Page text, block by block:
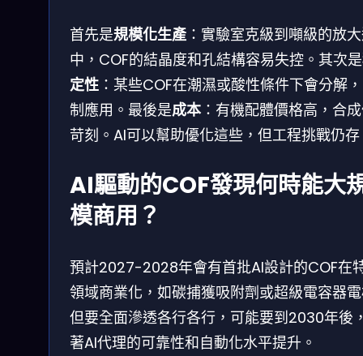
首先是規模化生產 ：實驗室克級到噸級的放
中，COF的結晶度和孔結構容易失控。其次是
定性 ：某些COF在潮濕或酸性條件下會分解
制應用。最後是成本 ：有機配體價格高，合
苛刻。AI可以幫助優化這些，但工程挑戰仍
AI驅動的COF發現何時能大
模商用？
預計2027-2028年會有首批AI設計的COF在
領域商業化，如碳捕獲吸附劑或超級電容器
但要全面滲透各行各行，可能要到2030年後
著AI代理的可靠性和自動化水平提升。